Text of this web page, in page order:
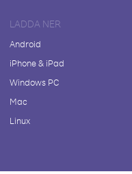
LADDA NER
Android
iPhone & iPad
Windows PC
Mac
Linux